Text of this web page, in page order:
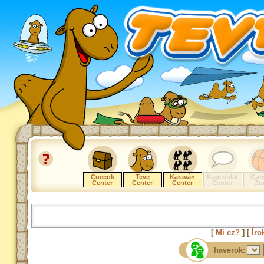
Cuccok
Center
Teve
Center
Karaván
Center
Kapcsolat
Center
[ Mi ez? ] [
haverok: